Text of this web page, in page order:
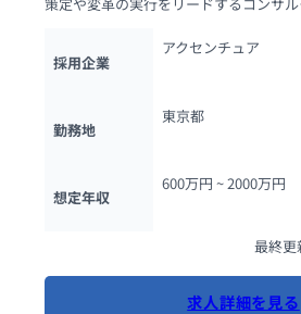
採用企業
アクセンチュア
勤務地
東京都
想定年収
600万円 ~ 2000万円
最終更
求人詳細を見る